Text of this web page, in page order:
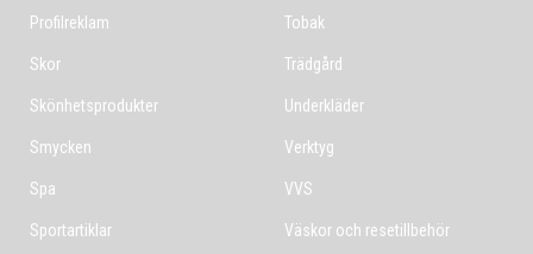
Profilreklam
Skor
Skönhetsprodukter
Smycken
Spa
Sportartiklar
Tobak
Trädgård
Underkläder
Verktyg
VVS
Väskor och resetillbehör